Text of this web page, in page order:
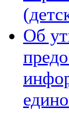
Об